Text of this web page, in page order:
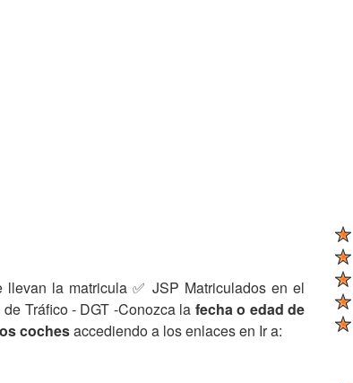
llevan la matricula ✅ JSP Matriculados en el
Tráfico - DGT -Conozca la fecha o edad de
cochesaccediendo a los enlaces en Ir a: